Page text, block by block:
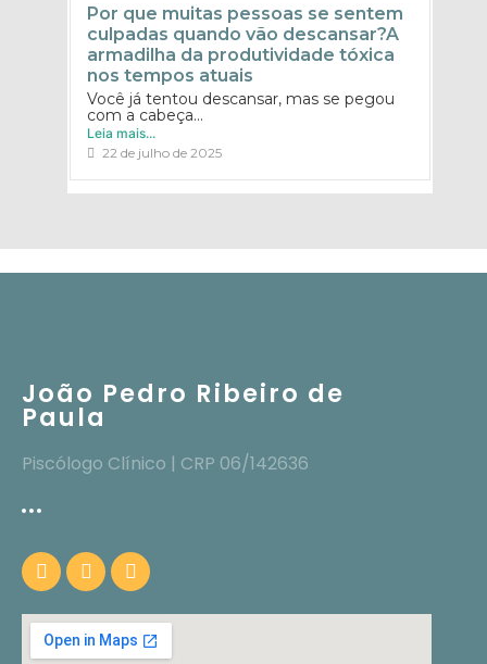
Por que muitas pessoas se sentem
culpadas quando vão descansar?A
armadilha da produtividade tóxica
nos tempos atuais
Você já tentou descansar, mas se pegou
com a cabeça...
Leia mais...
22 de julho de 2025
João Pedro Ribeiro de
Paula
Piscólogo Clínico | CRP 06/142636